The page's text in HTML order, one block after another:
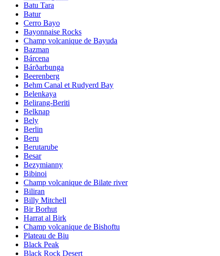
Batu Tara
Batur
Cerro Bayo
Bayonnaise Rocks
Champ volcanique de Bayuda
Bazman
Bárcena
Bárðarbunga
Beerenberg
Behm Canal et Rudyerd Bay
Belenkaya
Belirang-Beriti
Belknap
Bely
Berlin
Beru
Berutarube
Besar
Bezymianny
Bibinoi
Champ volcanique de Bilate river
Biliran
Billy Mitchell
Bir Borhut
Harrat al Birk
Champ volcanique de Bishoftu
Plateau de Biu
Black Peak
Black Rock Desert